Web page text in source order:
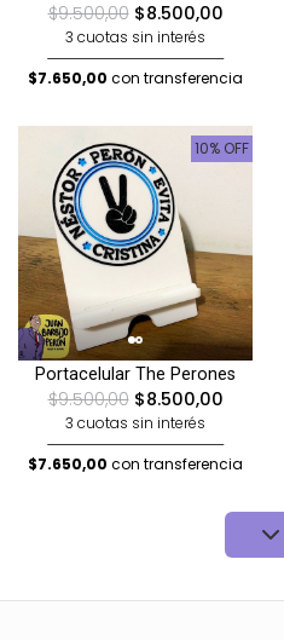
$9.500,00$8.500,00
3 cuotas sin interés
$7.650,00 con transferencia
10% OFF
Portacelular The Perones
$9.500,00$8.500,00
3 cuotas sin interés
$7.650,00 con transferencia